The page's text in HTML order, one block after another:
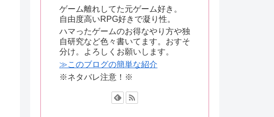
ゲーム離れしてた元ゲーム好き。
自由度高いRPG好きで凝り性。
ハマったゲームのお得なやり方や独
自研究など色々書いてます。おすそ
分け。よろしくお願いします。
≫このブログの簡単な紹介
※ネタバレ注意！※